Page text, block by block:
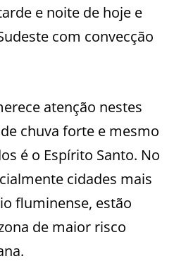
e noite de hoje e
com convecção
atenção nestes
chuva forte e mesmo
é o Espírito Santo. No
cidades mais
fluminense, estão
de maior risco